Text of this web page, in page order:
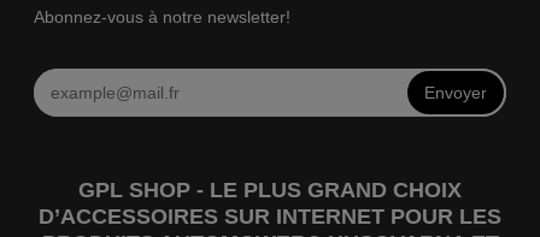
Abonnez-vous à notre newsletter!
Envoyer
GPL SHOP - LE PLUS GRAND CHOIX
D’ACCESSOIRES SUR INTERNET POUR LES